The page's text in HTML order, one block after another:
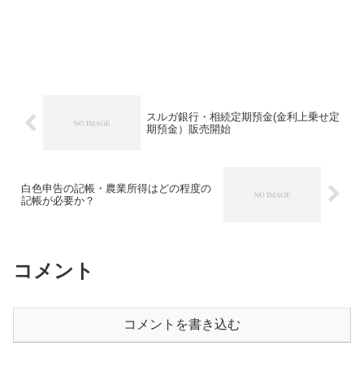
スルガ銀行・相続定期預金(金利上乗せ定
期預金）販売開始
白色申告の記帳・農業所得はどの程度の
記帳が必要か？
コメント
コメントを書き込む